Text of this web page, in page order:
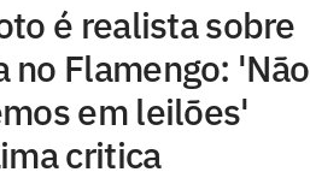
é realista sobre
no Flamengo: 'Não
em leilões'
critica